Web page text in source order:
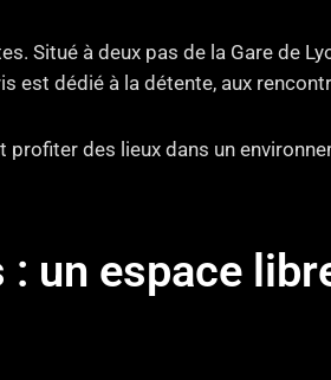
Situé à deux pas de la Gare de
est dédié à la détente, aux
des lieux dans un
un espace